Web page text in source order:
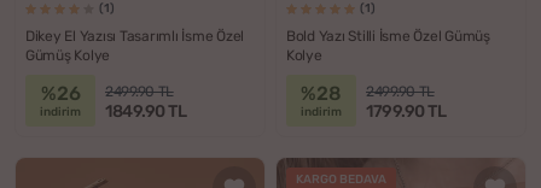
(1)
Dikey El Yazısı Tasarımlı İsme Özel
Gümüş Kolye
%26
indirim
2499.90 TL
1849.90 TL
(1)
Bold Yazı Stilli İsme Özel Gümüş
Kolye
%28
indirim
2499.90 TL
1799.90 TL
KARGO BEDAVA